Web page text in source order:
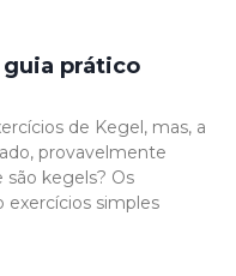
prático
de Kegel, mas, a
provavelmente
kegels? Os
exercícios simples